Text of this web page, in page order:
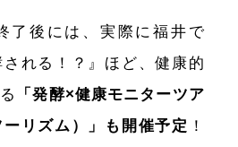
了後には、実際に福井で
される！？』ほど、健康的
「発酵×健康モニターツア
リズム）」も開催予定 ！